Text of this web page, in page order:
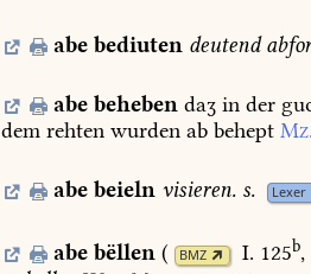
abebediuten deutend
abebeheben daʒinder
dem rehten wurden ab behept
abebeieln visieren. s. Lexer
abebëllen ( BMZ I. 125b,